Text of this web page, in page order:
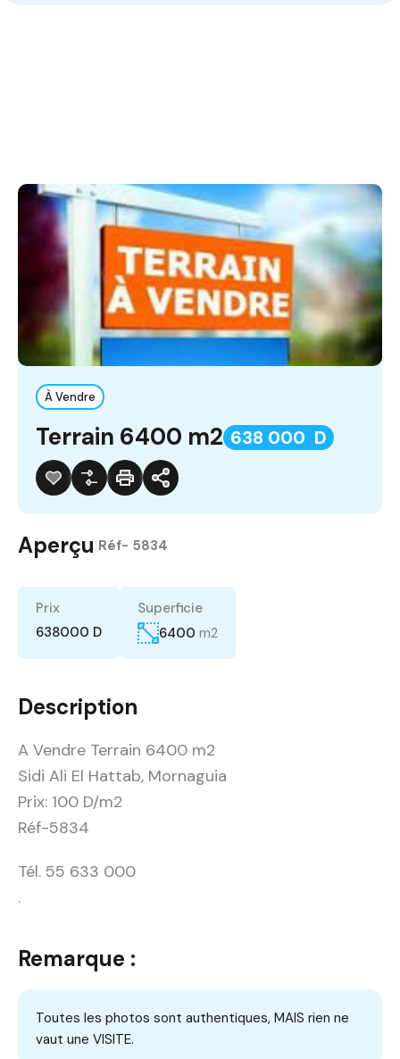
À Vendre
Terrain 6400 m2 638 000 D
Aperçu Réf- 5834
Prix
638000 D
Superficie
6400 m2
Description
A Vendre Terrain 6400 m2
Sidi Ali El Hattab, Mornaguia
Prix: 100 D/m2
Réf-5834
Tél. 55 633 000
.
Remarque :
Toutes les photos sont authentiques, MAIS rien ne
vaut une VISITE.